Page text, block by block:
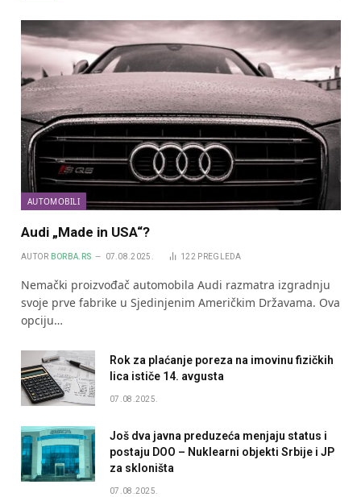
AUTOMOBILI
Audi „Made in USA“?
AUTOR BORBA.RS 07.08.2025. 122 PREGLEDA
Nemački proizvođač automobila Audi razmatra izgradnju
svoje prve fabrike u Sjedinjenim Američkim Državama. Ova
opciju…
Rok za plaćanje poreza na imovinu fizičkih
lica ističe 14. avgusta
07.08.2025.
Još dva javna preduzeća menjaju status i
postaju DOO – Nuklearni objekti Srbije i JP
za skloništa
07.08.2025.